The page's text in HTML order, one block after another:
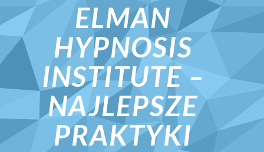
ELMAN
HYPNOSIS
INSTITUTE –
NAJLEPSZE
PRAKTYKI